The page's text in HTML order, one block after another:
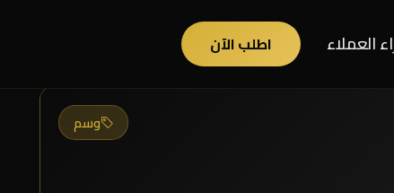
العملاء اطلب الآن
وسم